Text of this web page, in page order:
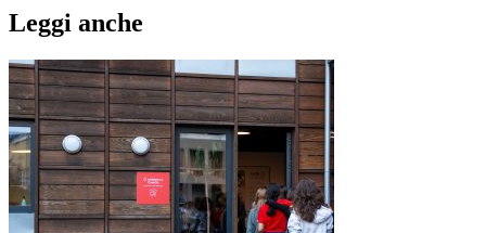
Leggi anche